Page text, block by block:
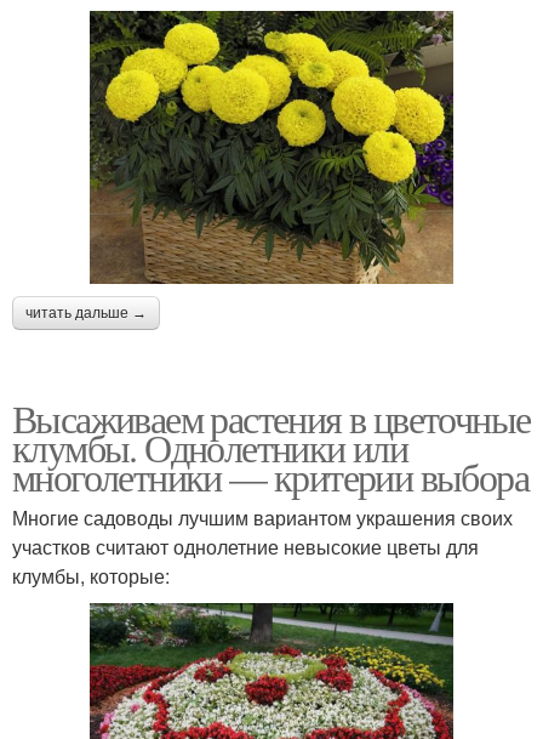
читать дальше →
Высаживаем растения в цветочные
клумбы. Однолетники или
многолетники — критерии выбора
Многие садоводы лучшим вариантом украшения своих
участков считают однолетние невысокие цветы для
клумбы, которые: